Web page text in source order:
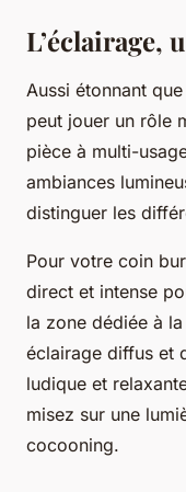
L’éclairage,
Aussi étonnant
peut jouer un rôle
pièce à multi-
ambiances
distinguer les
Pour votre coin
direct et intense
la zone dédiée à
éclairage diffus et
ludique et
misez sur une
cocooning.